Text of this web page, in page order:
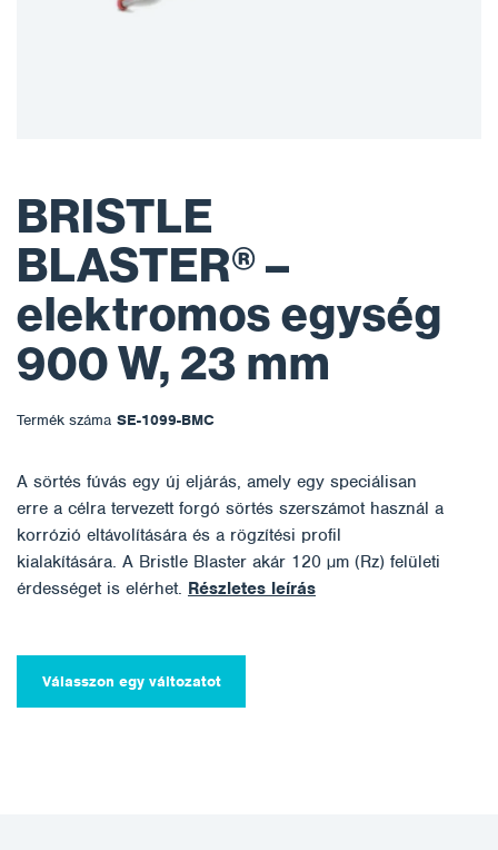
BRISTLE
BLASTER® –
elektromos egység
900 W, 23 mm
Termék száma SE-1099-BMC
A sörtés fúvás egy új eljárás, amely egy speciálisan
erre a célra tervezett forgó sörtés szerszámot használ a
korrózió eltávolítására és a rögzítési profil
kialakítására. A Bristle Blaster akár 120 µm (Rz) felületi
érdességet is elérhet. Részletes leírás
Válasszon egy változatot